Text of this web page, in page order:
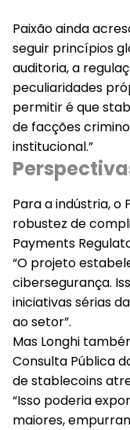
Paixão ainda
seguir princípios
auditoria, a
peculiaridades
permitir é que
de facções
institucional.”
Para a indústria,
robustez de
Payments
“O projeto
cibersegurança.
iniciativas sérias
ao setor”.
Mas Longhi
Consulta Pública
de stablecoins
“Isso poderia
maiores,